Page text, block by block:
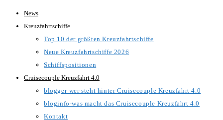
Zum
Inhalt
News
Kreuzfahrtschiffe
Top 10 der größten Kreuzfahrtschiffe
Neue Kreuzfahrtschiffe 2026
Schiffspositionen
Cruisecouple Kreuzfahrt 4.0
blogger-wer steht hinter Cruisecouple Kreuzfahrt 4.0
bloginfo-was macht das Cruisecouple Kreuzfahrt 4.0
Kontakt